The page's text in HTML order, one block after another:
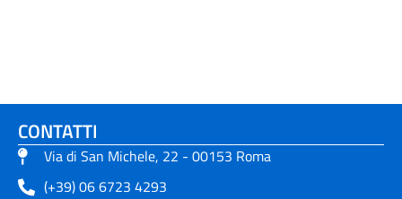
CONTATTI
Via di San Michele, 22 - 00153 Roma
(+39) 06 6723 4293